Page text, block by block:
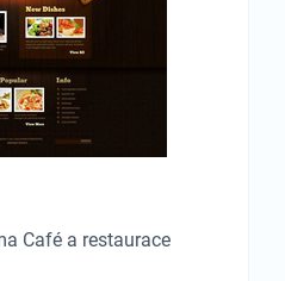
Café a restaurace